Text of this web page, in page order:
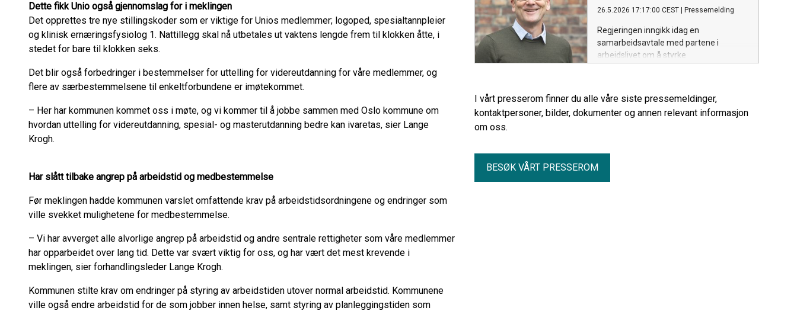
Dette fikk Unio også gjennomslag for i meklingen
Det opprettes tre nye stillingskoder som er viktige for Unios medlemmer; logoped, spesialtannpleier
og klinisk ernæringsfysiolog 1. Nattillegg skal nå utbetales ut vaktens lengde frem til klokken åtte, i
stedet for bare til klokken seks.
Det blir også forbedringer i bestemmelser for uttelling for videreutdanning for våre medlemmer, og
flere av særbestemmelsene til enkeltforbundene er imøtekommet.
– Her har kommunen kommet oss i møte, og vi kommer til å jobbe sammen med Oslo kommune om
hvordan uttelling for videreutdanning, spesial- og masterutdanning bedre kan ivaretas, sier Lange
Krogh.
Har slått tilbake angrep på arbeidstid og medbestemmelse
Før meklingen hadde kommunen varslet omfattende krav på arbeidstidsordningene og endringer som
ville svekket mulighetene for medbestemmelse.
– Vi har avverget alle alvorlige angrep på arbeidstid og andre sentrale rettigheter som våre medlemmer
har opparbeidet over lang tid. Dette var svært viktig for oss, og har vært det mest krevende i
meklingen, sier forhandlingsleder Lange Krogh.
Kommunen stilte krav om endringer på styring av arbeidstiden utover normal arbeidstid. Kommunene
ville også endre arbeidstid for de som jobber innen helse, samt styring av planleggingstiden som
26.5.2026 17:17:00 CEST Pressemelding
Regjeringen inngikk idag en
samarbeidsavtale med partene i
arbeidslivet om å styrke
roser nå regjeringen for å styrke
beredskapen.
I vårt presserom finner du alle våre siste pressemeldinger,
kontaktpersoner, bilder, dokumenter og annen relevant informasjon
om oss.
BESØK VÅRT PRESSEROM